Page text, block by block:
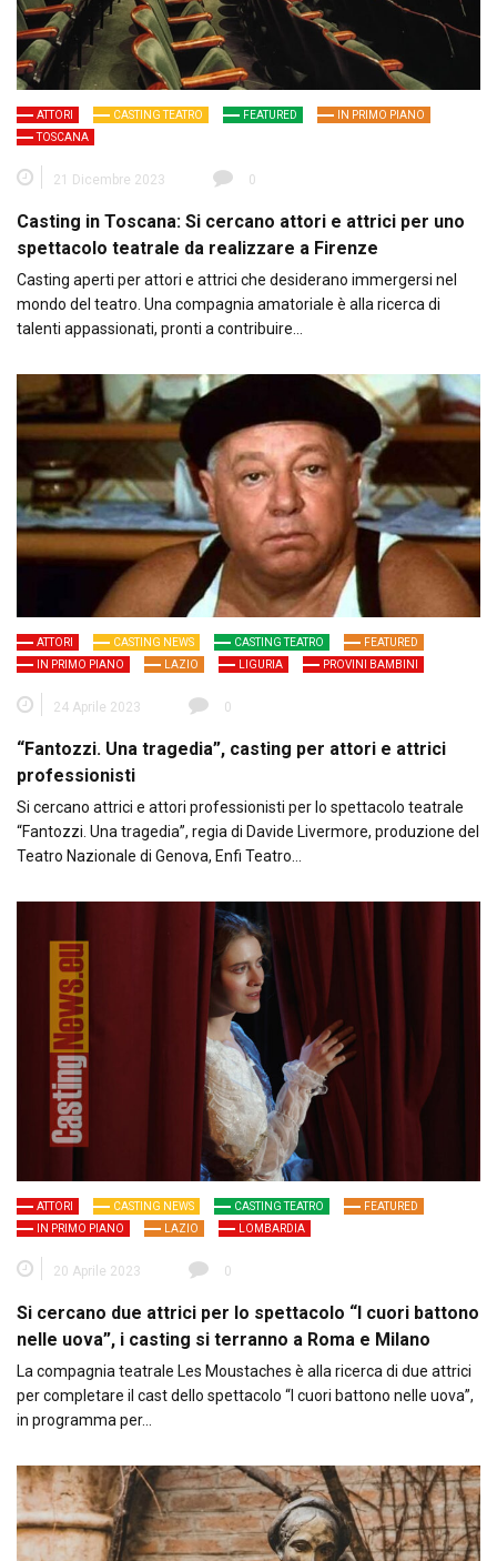
ATTORI CASTING TEATRO FEATURED
IN PRIMO PIANO
TOSCANA
21 Dicembre 2023 0
Casting in Toscana: Si cercano attori e attrici per uno
spettacolo teatrale da realizzare a Firenze
Casting aperti per attori e attrici che desiderano immergersi nel
mondo del teatro. Una compagnia amatoriale è alla ricerca di
talenti appassionati, pronti a contribuire…
ATTORI CASTING NEWS CASTING TEATRO
FEATURED
IN PRIMO PIANO
LAZIO LIGURIA PROVINI BAMBINI
24 Aprile 2023 0
“Fantozzi. Una tragedia”, casting per attori e attrici
professionisti
Si cercano attrici e attori professionisti per lo spettacolo teatrale
“Fantozzi. Una tragedia”, regia di Davide Livermore, produzione del
Teatro Nazionale di Genova, Enfi Teatro…
ATTORI CASTING NEWS CASTING TEATRO
FEATURED
IN PRIMO PIANO
LAZIO LOMBARDIA
20 Aprile 2023 0
Si cercano due attrici per lo spettacolo “I cuori battono
nelle uova”, i casting si terranno a Roma e Milano
La compagnia teatrale Les Moustaches è alla ricerca di due attrici
per completare il cast dello spettacolo “I cuori battono nelle uova”,
in programma per…